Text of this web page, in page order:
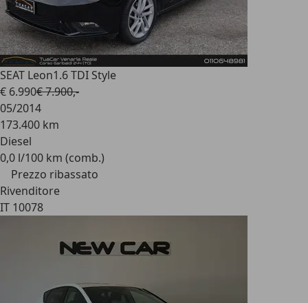
SEAT Leon1.6 TDI Style
€ 6.990€ 7.900,-
05/2014
173.400 km
Diesel
0,0 l/100 km (comb.)
Prezzo ribassato
Rivenditore
IT 10078